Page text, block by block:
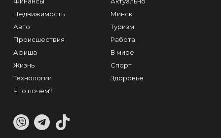
Недвижимость
Авто
Происшествия
Афиша
Жизнь
Технологии
Что почем?
Минск
Туризм
Работа
В мире
Спорт
Здоровье